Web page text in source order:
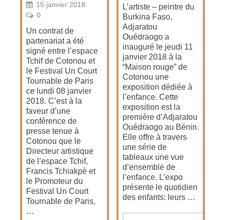
15 janvier 2018
0
Un contrat de
partenariat a été
signé entre l’espace
Tchif de Cotonou et
le Festival Un Court
Tournable de Paris
ce lundi 08 janvier
2018. C’est à la
faveur d’une
conférence de
presse tenue à
Cotonou que le
Directeur artistique
de l’espace Tchif,
Francis Tchiakpè et
le Promoteur du
Festival Un Court
Tournable de Paris,
…
L’artiste – peintre du
Burkina Faso,
Adjaratou
Ouédraogo a
inauguré le jeudi 11
janvier 2018 à la
“Maison rouge” de
Cotonou une
exposition dédiée à
l’enfance. Cette
exposition est la
première d’Adjaratou
Ouédraogo au Bénin.
Elle offre à travers
une série de
tableaux une vue
d’ensemble de
l’enfance. L’expo
présente le quotidien
des enfants: leurs …